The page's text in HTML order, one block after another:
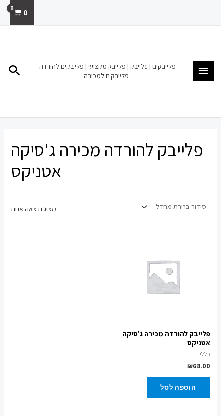
0
פלייבקים | פלייבק | פלייבק מקצועי | פלייבקים להורדה |
פלייבקים למכירה
פלייבק להורדה מכירה ג'סיקה
אטניקס
מציג תוצאה אחת
פלייבק להורדה מכירה ג'סיקה
אטניקס
כללי
₪68.00
הוספה לסל